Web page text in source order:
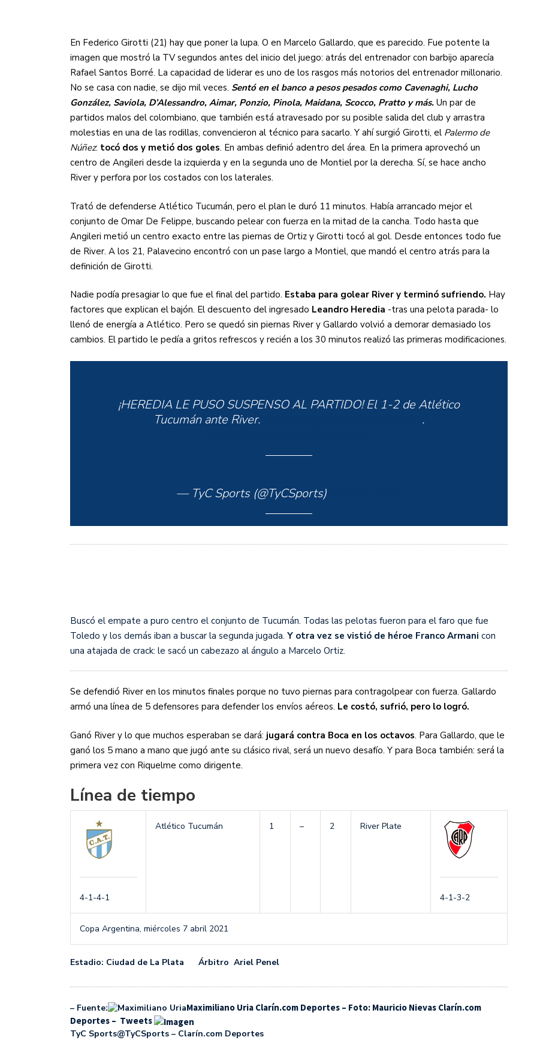
En Federico Girotti (21) hay que poner la lupa. O en Marcelo Gallardo, que es parecido. Fue potente la
imagen que mostró la TV segundos antes del inicio del juego: atrás del entrenador con barbijo aparecía
Rafael Santos Borré. La capacidad de liderar es uno de los rasgos más notorios del entrenador millonario.
No se casa con nadie, se dijo mil veces. Sentó en el banco a pesos pesados como Cavenaghi, Lucho
González, Saviola, D’Alessandro, Aimar, Ponzio, Pinola, Maidana, Scocco, Pratto y más. Un par de
partidos malos del colombiano, que también está atravesado por su posible salida del club y arrastra
molestias en una de las rodillas, convencieron al técnico para sacarlo. Y ahí surgió Girotti, el Palermo de
Núñez: tocó dos y metió dos goles. En ambas definió adentro del área. En la primera aprovechó un
centro de Angileri desde la izquierda y en la segunda uno de Montiel por la derecha. Sí, se hace ancho
River y perfora por los costados con los laterales.
Trató de defenderse Atlético Tucumán, pero el plan le duró 11 minutos. Había arrancado mejor el
conjunto de Omar De Felippe, buscando pelear con fuerza en la mitad de la cancha. Todo hasta que
Angileri metió un centro exacto entre las piernas de Ortiz y Girotti tocó al gol. Desde entonces todo fue
de River. A los 21, Palavecino encontró con un pase largo a Montiel, que mandó el centro atrás para la
definición de Girotti.
Nadie podía presagiar lo que fue el final del partido. Estaba para golear River y terminó sufriendo. Hay
factores que explican el bajón. El descuento del ingresado Leandro Heredia -tras una pelota parada- lo
llenó de energía a Atlético. Pero se quedó sin piernas River y Gallardo volvió a demorar demasiado los
cambios. El partido le pedía a gritos refrescos y recién a los 30 minutos realizó las primeras modificaciones.
¡HEREDIA LE PUSO SUSPENSO AL PARTIDO! El 1-2 de Atlético
Tucumán ante River.
.
— TyC Sports (@TyCSports)
Buscó el empate a puro centro el conjunto de Tucumán. Todas las pelotas fueron para el faro que fue
Toledo y los demás iban a buscar la segunda jugada. Y otra vez se vistió de héroe Franco Armani con
una atajada de crack: le sacó un cabezazo al ángulo a Marcelo Ortiz.
Se defendió River en los minutos finales porque no tuvo piernas para contragolpear con fuerza. Gallardo
armó una línea de 5 defensores para defender los envíos aéreos. Le costó, sufrió, pero lo logró.
Ganó River y lo que muchos esperaban se dará: jugará contra Boca en los octavos. Para Gallardo, que le
ganó los 5 mano a mano que jugó ante su clásico rival, será un nuevo desafío. Y para Boca también: será la
primera vez con Riquelme como dirigente.
Línea de tiempo
4-1-4-1
Atlético Tucumán 1 – 2 River Plate
4-1-3-2
Copa Argentina, miércoles 7 abril 2021
Estadio: Ciudad de La Plata Árbitro Ariel Penel
– Fuente:
Maximiliano Uria Clarín.com Deportes – Foto: Mauricio Nievas Clarín.com
Deportes – Tweets
TyC Sports@TyCSports – Clarín.com Deportes